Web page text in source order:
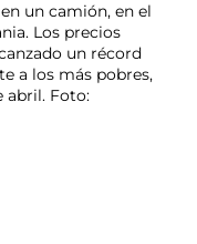
un camión, en el
Los precios
un récord
a los más pobres,
abril. Foto: